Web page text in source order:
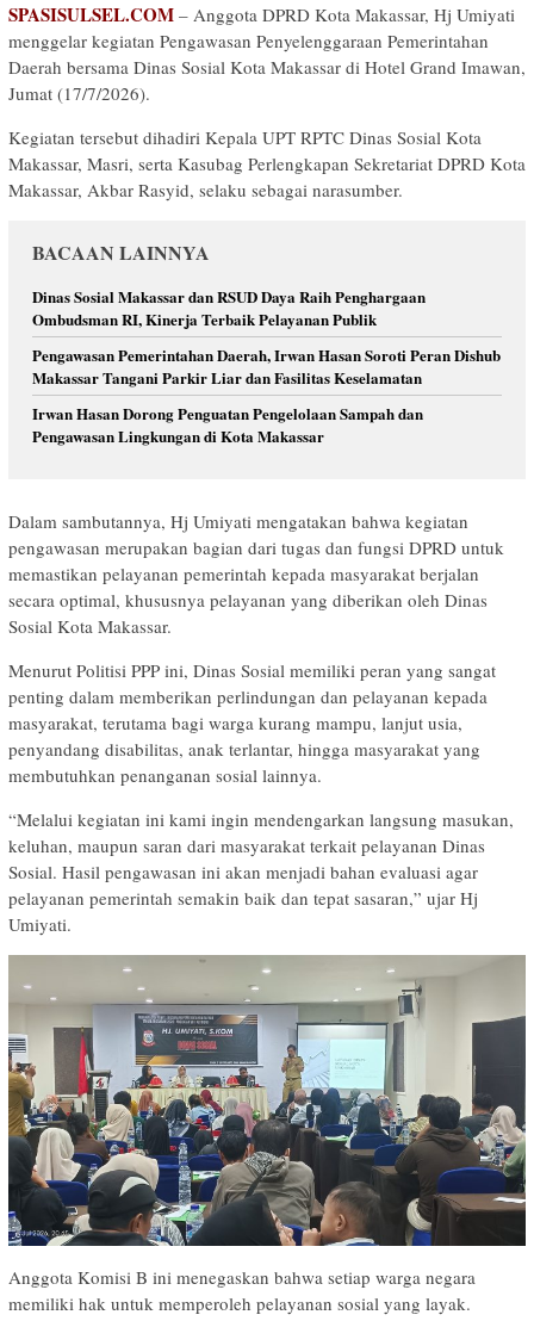
SPASISULSEL.COM – Anggota DPRD Kota Makassar, Hj Umiyati
menggelar kegiatan Pengawasan Penyelenggaraan Pemerintahan
Daerah bersama Dinas Sosial Kota Makassar di Hotel Grand Imawan,
Jumat (17/7/2026).
Kegiatan tersebut dihadiri Kepala UPT RPTC Dinas Sosial Kota
Makassar, Masri, serta Kasubag Perlengkapan Sekretariat DPRD Kota
Makassar, Akbar Rasyid, selaku sebagai narasumber.
BACAAN LAINNYA
Dinas Sosial Makassar dan RSUD Daya Raih Penghargaan
Ombudsman RI, Kinerja Terbaik Pelayanan Publik
Pengawasan Pemerintahan Daerah, Irwan Hasan Soroti Peran Dishub
Makassar Tangani Parkir Liar dan Fasilitas Keselamatan
Irwan Hasan Dorong Penguatan Pengelolaan Sampah dan
Pengawasan Lingkungan di Kota Makassar
Dalam sambutannya, Hj Umiyati mengatakan bahwa kegiatan
pengawasan merupakan bagian dari tugas dan fungsi DPRD untuk
memastikan pelayanan pemerintah kepada masyarakat berjalan
secara optimal, khususnya pelayanan yang diberikan oleh Dinas
Sosial Kota Makassar.
Menurut Politisi PPP ini, Dinas Sosial memiliki peran yang sangat
penting dalam memberikan perlindungan dan pelayanan kepada
masyarakat, terutama bagi warga kurang mampu, lanjut usia,
penyandang disabilitas, anak terlantar, hingga masyarakat yang
membutuhkan penanganan sosial lainnya.
“Melalui kegiatan ini kami ingin mendengarkan langsung masukan,
keluhan, maupun saran dari masyarakat terkait pelayanan Dinas
Sosial. Hasil pengawasan ini akan menjadi bahan evaluasi agar
pelayanan pemerintah semakin baik dan tepat sasaran,” ujar Hj
Umiyati.
Anggota Komisi B ini menegaskan bahwa setiap warga negara
memiliki hak untuk memperoleh pelayanan sosial yang layak.